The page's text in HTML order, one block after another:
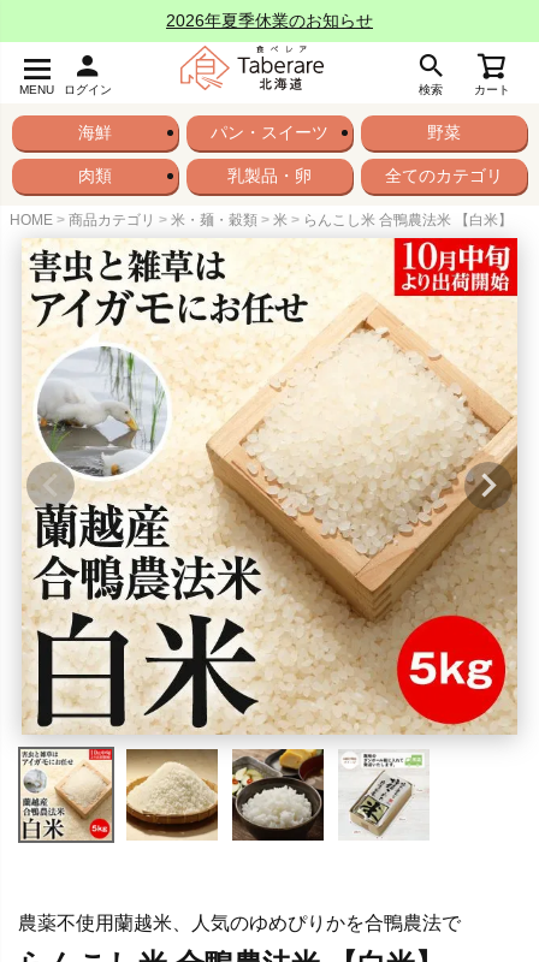
2026年夏季休業のお知らせ
MENU ログイン 検索 カート
海鮮 パン・スイーツ 野菜
肉類 乳製品・卵 全てのカテゴリ
HOME 商品カテゴリ 米・麺・穀類 米 らんこし米 合鴨農法米 【白米】
農薬不使用蘭越米、人気のゆめぴりかを合鴨農法で